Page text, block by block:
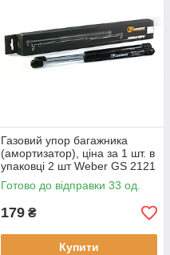
Газовий упор багажника
(амортизатор), ціна за 1 шт. в
упаковці 2 шт Weber GS 2121
для ВАЗ 2121, 2104,
Готово до відправки 33 од.
179 ₴
Купити